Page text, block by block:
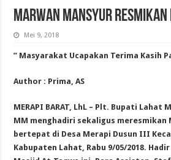
MARWAN MANSYUR
Mei 9, 2018
” Masyarakat Ucapakan Terima Kasih
Author : Prima, AS
MERAPI BARAT, LhL – Plt. Bupati Lahat
MM menghadiri sekaligus meresmikan
bertepat di Desa Merapi Dusun III
Kabupaten Lahat, Rabu 9/05/2018.